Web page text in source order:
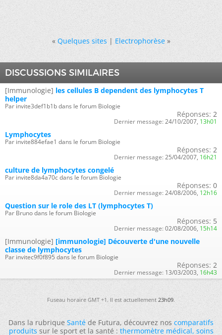
« Quelques sites|Electrophorèse »
DISCUSSIONS SIMILAIRES
[Immunologie] les cellules B dependent des lymphocytes T
helper
Par invite3def1b1b dans le forum Biologie
Réponses: 2
Dernier message: 24/10/2007, 13h01
Lymphocytes
Par invite884efae1 dans le forum Biologie
Réponses: 2
Dernier message: 25/04/2007, 16h21
culture de lymphocytes congelé
Par invite8da4a70c dans le forum Biologie
Réponses: 0
Dernier message: 24/08/2006, 12h16
Question sur le role des LT (lymphocytes T)
Par Bruno dans le forum Biologie
Réponses: 5
Dernier message: 02/08/2006, 15h14
[Immunologie] [immunologie] Découverte d'une nouvelle
classe de lymphocytes
Par invitec9f0f895 dans le forum Biologie
Réponses: 2
Dernier message: 13/03/2003, 16h43
Fuseau horaire GMT +1. Il est actuellement23h09.
Dans la rubriqueSantéde Futura, découvrez noscomparatifs
produitssur le sport et la santé :thermomètre médical,soins